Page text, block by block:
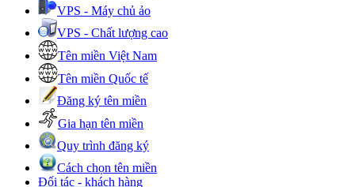
VPS - Máy chủ ảo
VPS - Chất lượng cao
Tên miền Việt Nam
Tên miền Quốc tế
Đăng ký tên miền
Gia hạn tên miền
Quy trình đăng ký
Cách chọn tên miền
Đối tác - khách hàng